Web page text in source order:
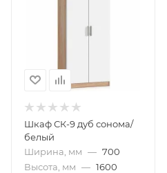
Шкаф СК-9 дуб сонома/
белый
Ширина, мм — 700
Высота, мм — 1600